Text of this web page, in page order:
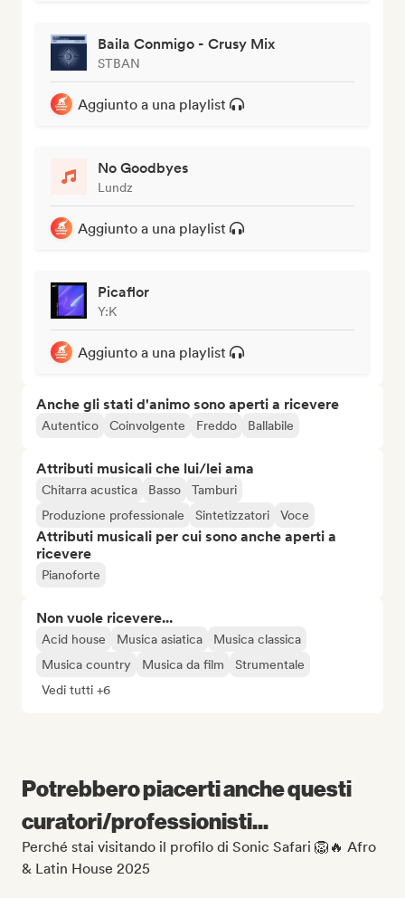
Baila Conmigo - Crusy Mix
STBAN
Aggiunto a una playlist
No Goodbyes
Lundz
Aggiunto a una playlist
Picaflor
Y:K
Aggiunto a una playlist
Anche gli stati d'animo sono aperti a ricevere
Autentico Coinvolgente Freddo Ballabile
Attributi musicali che lui/lei ama
Chitarra acustica Basso
Tamburi
Produzione professionale
Sintetizzatori Voce
Attributi musicali per cui sono anche aperti a
ricevere
Pianoforte
Non vuole ricevere...
Acid house Musica asiatica
Musica classica
Musica country
Musica da film
Strumentale
Vedi tutti +6
Potrebbero piacerti anche questi
curatori/professionisti...
Perché stai visitando il profilo di Sonic Safari 🦁🔥 Afro
& Latin House 2025